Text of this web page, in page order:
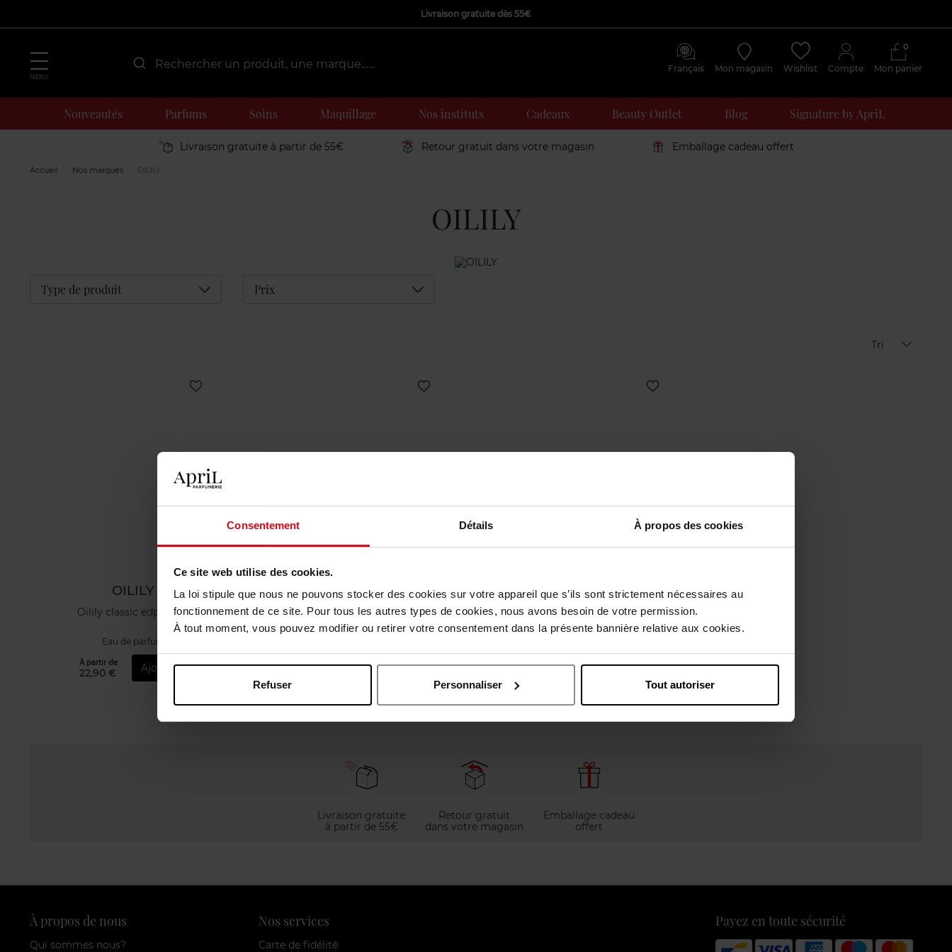
Consentement Détails À propos des cookies
Ce site web utilise des cookies.
La loi stipule que nous ne pouvons stocker des cookies sur votre appareil que s’ils sont strictement nécessaires au
fonctionnement de ce site. Pour tous les autres types de cookies, nous avons besoin de votre permission.
À tout moment, vous pouvez modifier ou retirer votre consentement dans la présente bannière relative aux cookies.
Refuser Personnaliser Tout autoriser
Livraison gratuite dès 55€
MENU
Français Mon magasin Wishlist Compte Mon panier
0
Nouveautés Parfums Soins Maquillage Nos instituts Cadeaux Beauty Outlet Blog Signature by ApriL
Livraison gratuite à partir de 55€ Retour gratuit dans votre magasin Emballage cadeau offert
Accueil Nos marques OILILY
OILILY
Type de produit Déplier Prix Déplier
Tri
OILILY
Oilily classic edp 75 ml
Eau de parfum
À partir de
22,90 € Ajouter
OILILY
Oilily lucky girl edt 30 ml
22,90 € Ajouter
OILILY
Oilily lucky girl edt 75 ml
26,90 € Ajouter
Livraison gratuite
à partir de 55€
Retour gratuit
dans votre magasin
Emballage cadeau
offert
À propos de nous
Qui sommes nous?
Nos services
Carte de fidélité
Payez en toute sécurité